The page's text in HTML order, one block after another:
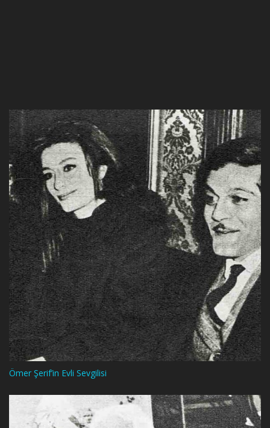
Ömer Şerif’in Evli Sevgilisi